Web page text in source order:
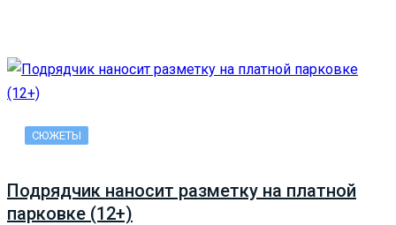
СЮЖЕТЫ
Подрядчик наносит разметку на платной
парковке (12+)